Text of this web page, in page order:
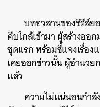
บทอวสานของซีรีส์
คืบใกล้เข้ามา ผู้สร้างออ
ชุดแรก พร้อมชี้แจงเรื่อง
เคยออกข่าวนั้น ผู้อำนวย
แล้ว
ความไม่แน่นอนกำลั